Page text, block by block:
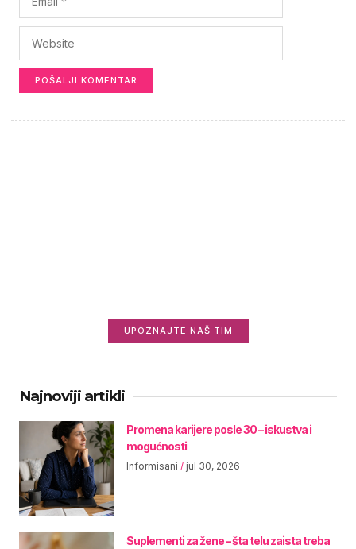
UPOZNAJTE NAŠ TIM
Najnoviji artikli
Promena karijere posle 30 – iskustva i
mogućnosti
Informisani jul 30, 2026
Suplementi za žene – šta telu zaista treba